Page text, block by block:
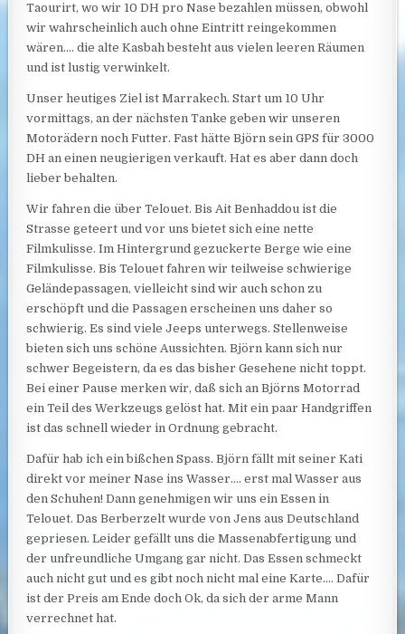
Taourirt, wo wir 10 DH pro Nase bezahlen müssen, obwohl
wir wahrscheinlich auch ohne Eintritt reingekommen
wären…. die alte Kasbah besteht aus vielen leeren Räumen
und ist lustig verwinkelt.
Unser heutiges Ziel ist Marrakech. Start um 10 Uhr
vormittags, an der nächsten Tanke geben wir unseren
Motorädern noch Futter. Fast hätte Björn sein GPS für 3000
DH an einen neugierigen verkauft. Hat es aber dann doch
lieber behalten.
Wir fahren die über Telouet. Bis Ait Benhaddou ist die
Strasse geteert und vor uns bietet sich eine nette
Filmkulisse. Im Hintergrund gezuckerte Berge wie eine
Filmkulisse. Bis Telouet fahren wir teilweise schwierige
Geländepassagen, vielleicht sind wir auch schon zu
erschöpft und die Passagen erscheinen uns daher so
schwierig. Es sind viele Jeeps unterwegs. Stellenweise
bieten sich uns schöne Aussichten. Björn kann sich nur
schwer Begeistern, da es das bisher Gesehene nicht toppt.
Bei einer Pause merken wir, daß sich an Björns Motorrad
ein Teil des Werkzeugs gelöst hat. Mit ein paar Handgriffen
ist das schnell wieder in Ordnung gebracht.
Dafür hab ich ein bißchen Spass. Björn fällt mit seiner Kati
direkt vor meiner Nase ins Wasser…. erst mal Wasser aus
den Schuhen! Dann genehmigen wir uns ein Essen in
Telouet. Das Berberzelt wurde von Jens aus Deutschland
gepriesen. Leider gefällt uns die Massenabfertigung und
der unfreundliche Umgang gar nicht. Das Essen schmeckt
auch nicht gut und es gibt noch nicht mal eine Karte…. Dafür
ist der Preis am Ende doch Ok, da sich der arme Mann
verrechnet hat.